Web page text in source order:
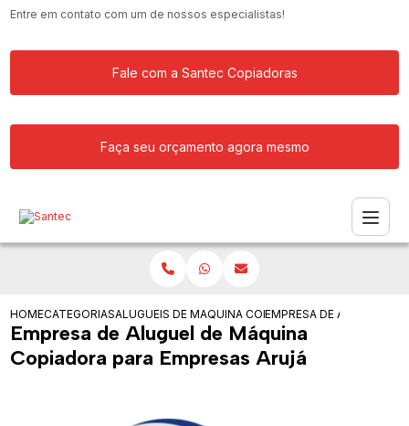
Entre em contato com um de nossos especialistas!
Fale com a Santec Copiadoras
Faça seu orçamento agora mesmo
HOMECATEGORIASALUGUEIS DE COPIADORASMAQUINA COPIADORA PARA ALUGAR
EMPRESA DE ALUGUEL
Empresa de Aluguel de Máquina
Copiadora para Empresas Arujá